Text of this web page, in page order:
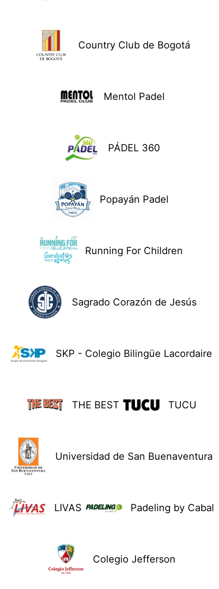
Country Club de Bogotá
Mentol Padel
PÁDEL 360
Popayán Padel
Running For Children
Sagrado Corazón de Jesús
SKP - Colegio Bilingüe Lacordaire
THE BEST TUCU
Universidad de San Buenaventura
LIVAS Padeling by Cabal
Colegio Jefferson